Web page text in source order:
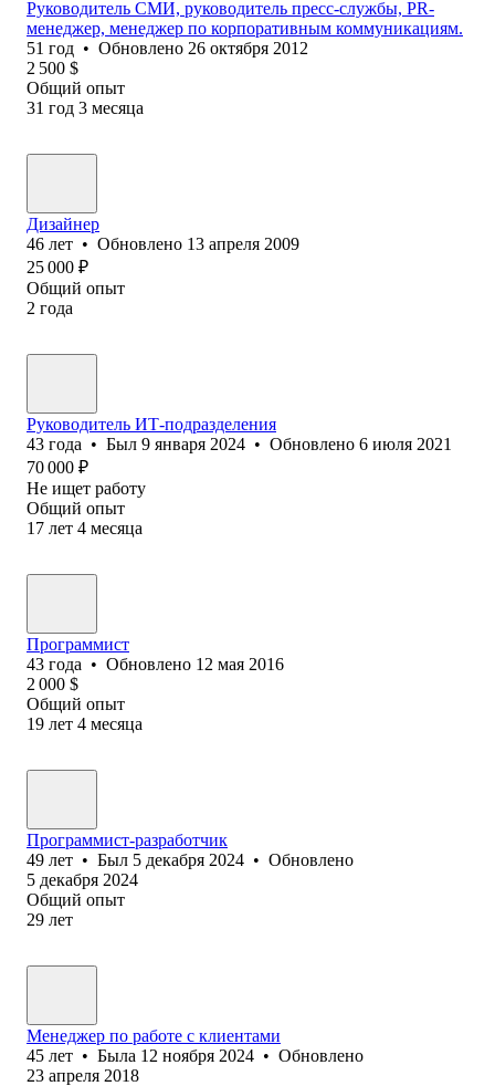
Руководитель СМИ, руководитель пресс-службы, PR-
менеджер, менеджер по корпоративным коммуникациям.
51 год • Обновлено 26 октября 2012
2 500 $
Общий опыт
31 год 3 месяца
Дизайнер
46 лет • Обновлено 13 апреля 2009
25 000 ₽
Общий опыт
2 года
Руководитель ИТ-подразделения
43 года • Был 9 января 2024 • Обновлено 6 июля 2021
70 000 ₽
Не ищет работу
Общий опыт
17 лет 4 месяца
Программист
43 года • Обновлено 12 мая 2016
2 000 $
Общий опыт
19 лет 4 месяца
Программист-разработчик
49 лет • Был 5 декабря 2024 • Обновлено
5 декабря 2024
Общий опыт
29 лет
Менеджер по работе с клиентами
45 лет • Была 12 ноября 2024 • Обновлено
23 апреля 2018